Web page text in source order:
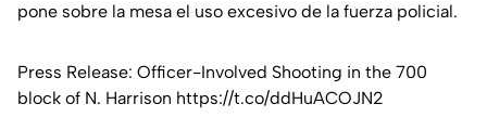
pone sobre la mesa el uso excesivo de la fuerza policial.
Press Release: Officer-Involved Shooting in the 700
block of N. Harrison https://t.co/ddHuACOJN2